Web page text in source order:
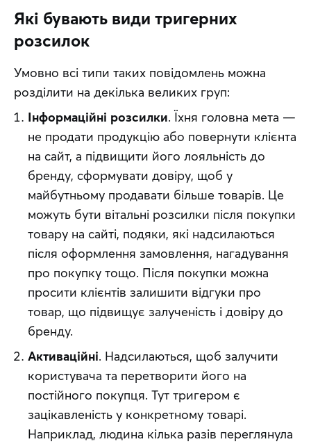
Які бувають види тригерних
розсилок
Умовно всі типи таких повідомлень можна
розділити на декілька великих груп:
Інформаційні розсилки. Їхня головна мета —
не продати продукцію або повернути клієнта
на сайт, а підвищити його лояльність до
бренду, сформувати довіру, щоб у
майбутньому продавати більше товарів. Це
можуть бути вітальні розсилки після покупки
товару на сайті, подяки, які надсилаються
після оформлення замовлення, нагадування
про покупку тощо. Після покупки можна
просити клієнтів залишити відгуки про
товар, що підвищує залученість і довіру до
бренду.
Активаційні. Надсилаються, щоб залучити
користувача та перетворити його на
постійного покупця. Тут тригером є
зацікавленість у конкретному товарі.
Наприклад, людина кілька разів переглянула